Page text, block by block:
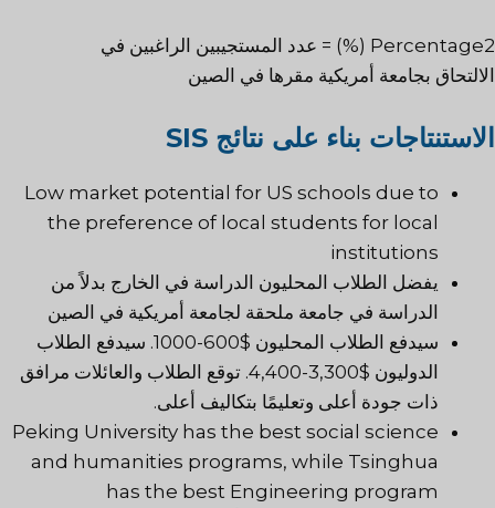
Percentage2 (%) = عدد المستجيبين الراغبين في
الالتحاق بجامعة أمريكية مقرها في الصين
الاستنتاجات بناء على نتائج SIS
Low market potential for US schools due to
the preference of local students for local
institutions
يفضل الطلاب المحليون الدراسة في الخارج بدلاً من
الدراسة في جامعة ملحقة لجامعة أمريكية في الصين
سيدفع الطلاب المحليون $600-1000. سيدفع الطلاب
الدوليون $3,300-4,400. توقع الطلاب والعائلات مرافق
ذات جودة أعلى وتعليمًا بتكاليف أعلى.
Peking University has the best social science
and humanities programs, while Tsinghua
has the best Engineering program